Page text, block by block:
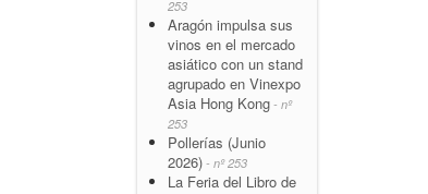
253
Aragón impulsa sus
vinos en el mercado
asiático con un stand
agrupado en Vinexpo
Asia Hong Kong - nº
253
Pollerías (Junio
2026) - nº 253
La Feria del Libro de